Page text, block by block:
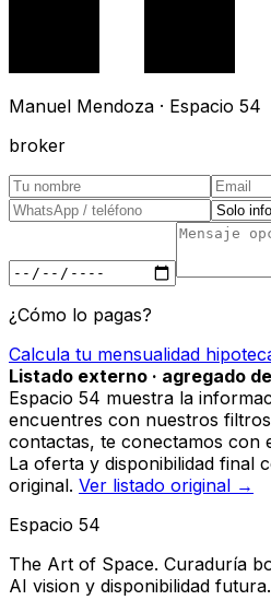
Manuel Mendoza · Espacio 54
broker
¿Cómo lo pagas?
Calcula tu mensualidad
Listado externo · agregado
Espacio 54 muestra la
encuentres con nuestros
contactas, te conectamos con
La oferta y disponibilidad final
original. Ver listado original →
Espacio 54
The Art of Space. Curaduría
AI vision y disponibilidad futura.